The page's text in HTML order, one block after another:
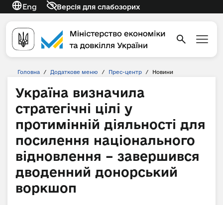
Eng Версія для слабозорих
Головна / Додаткове меню / Прес-центр / Новини
Україна визначила
стратегічні цілі у
протимінній діяльності для
посилення національного
відновлення – завершився
дводенний донорський
воркшоп